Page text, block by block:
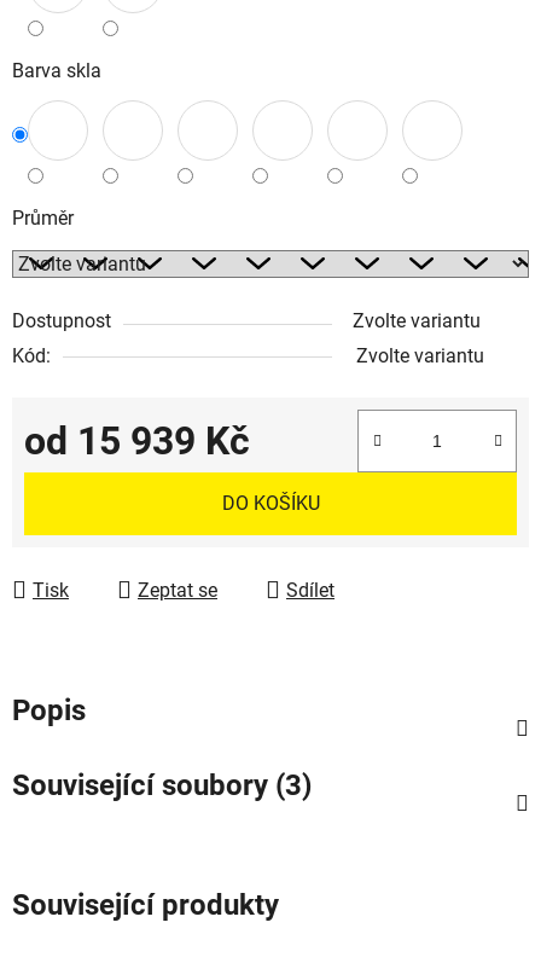
Barva skla
Průměr
Dostupnost
Zvolte variantu
Kód:
Zvolte variantu
od 15 939 Kč
Měrná cena:
DO KOŠÍKU
Tisk Zeptat se Sdílet
Popis
Související soubory (3)
Související produkty